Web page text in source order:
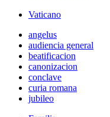
Vaticano
angelus
audiencia general
beatificacion
canonizacion
conclave
curia romana
jubileo